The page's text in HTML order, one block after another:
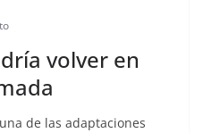
volver en
de las adaptaciones